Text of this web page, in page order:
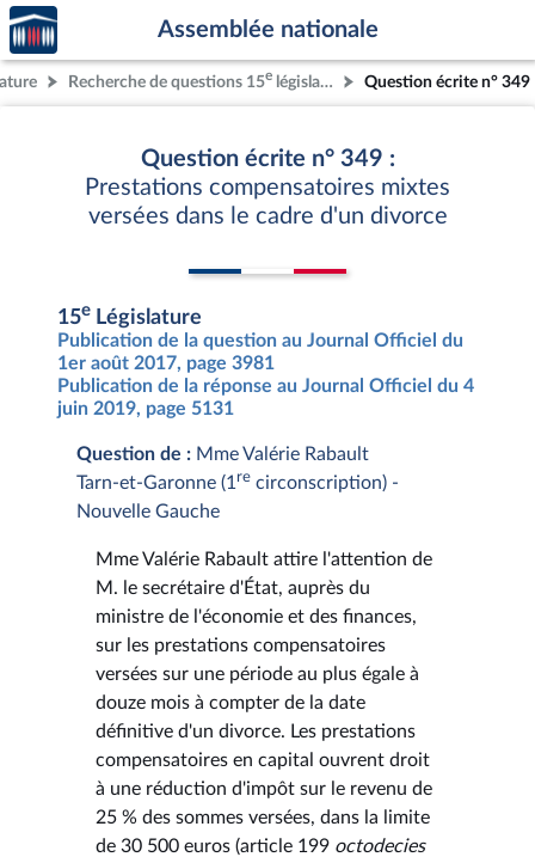
Aller au contenu
Aller en bas de la page
Accèder
à la
page
d'accueil
Assemblée nationale
Recherche de questions 15e législature Question écrite n° 349
Question écrite n° 349 :
Prestations compensatoires mixtes
versées dans le cadre d'un divorce
15e Législature
Publication de la question au Journal Officiel du
1er août 2017, page 3981
Publication de la réponse au Journal Officiel du 4
juin 2019, page 5131
Question de : Mme Valérie Rabault
Tarn-et-Garonne (1 re circonscription) -
Nouvelle Gauche
Mme Valérie Rabault attire l'attention de
M. le secrétaire d'État, auprès du
ministre de l'économie et des finances,
sur les prestations compensatoires
versées sur une période au plus égale à
douze mois à compter de la date
définitive d'un divorce. Les prestations
compensatoires en capital ouvrent droit
à une réduction d'impôt sur le revenu de
25 % des sommes versées, dans la limite
de 30 500 euros (article 199 octodecies